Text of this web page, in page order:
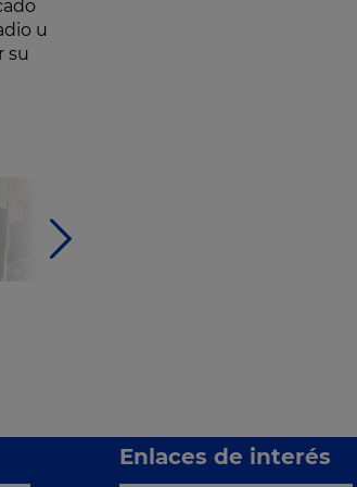
u
su
Enlaces de interés